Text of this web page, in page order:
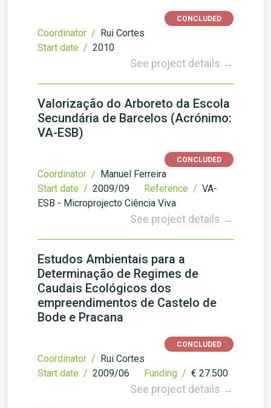
CONCLUDED
Coordinator / Rui Cortes
Start date / 2010
See project details →
Valorização do Arboreto da Escola
Secundária de Barcelos (Acrónimo:
VA-ESB)
CONCLUDED
Coordinator / Manuel Ferreira
Start date / 2009/09 Reference / VA-
ESB - Microprojecto Ciência Viva
See project details →
Estudos Ambientais para a
Determinação de Regimes de
Caudais Ecológicos dos
empreendimentos de Castelo de
Bode e Pracana
CONCLUDED
Coordinator / Rui Cortes
Start date / 2009/06 Funding / € 27.500
See project details →